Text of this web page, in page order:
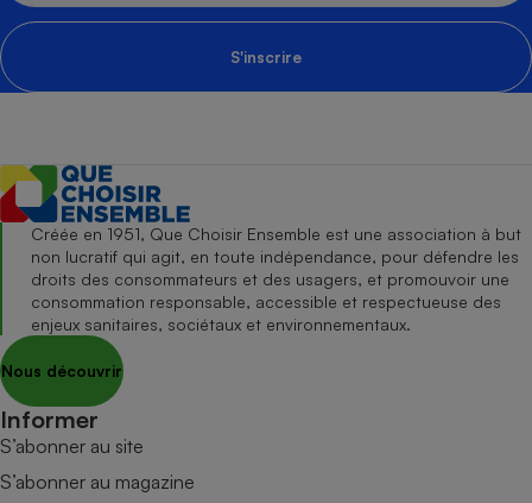
S'inscrire
Créée en 1951, Que Choisir Ensemble est une association à but
non lucratif qui agit, en toute indépendance, pour défendre les
droits des consommateurs et des usagers, et promouvoir une
consommation responsable, accessible et respectueuse des
enjeux sanitaires, sociétaux et environnementaux.
Nous découvrir
Informer
S’abonner au site
S’abonner au magazine